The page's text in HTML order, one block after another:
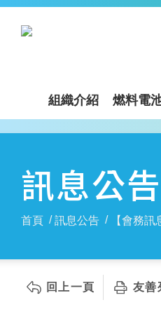
組織介紹 燃料電
訊息公告
首頁 訊息公告 【會務
回上一頁 友善